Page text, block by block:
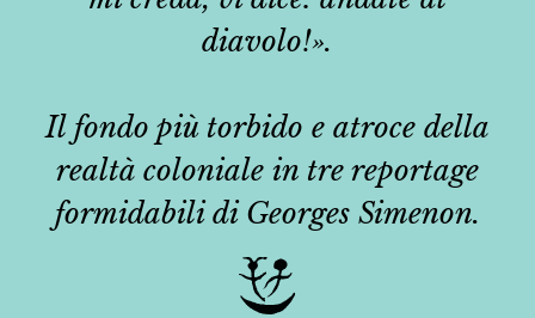
diavolo!».
Il fondo più torbido e atroce della
realtà coloniale in tre reportage
formidabili di Georges Simenon.